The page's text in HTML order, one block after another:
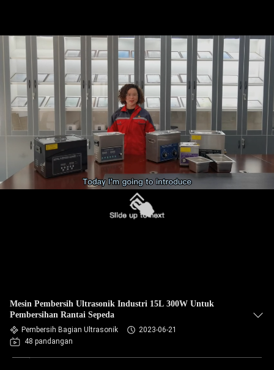
Mesin Pembersih Ultrasonik Industri 15L 300W Untuk
Pembersihan Rantai Sepeda
Pembersih Bagian Ultrasonik
2023-06-21
48 pandangan